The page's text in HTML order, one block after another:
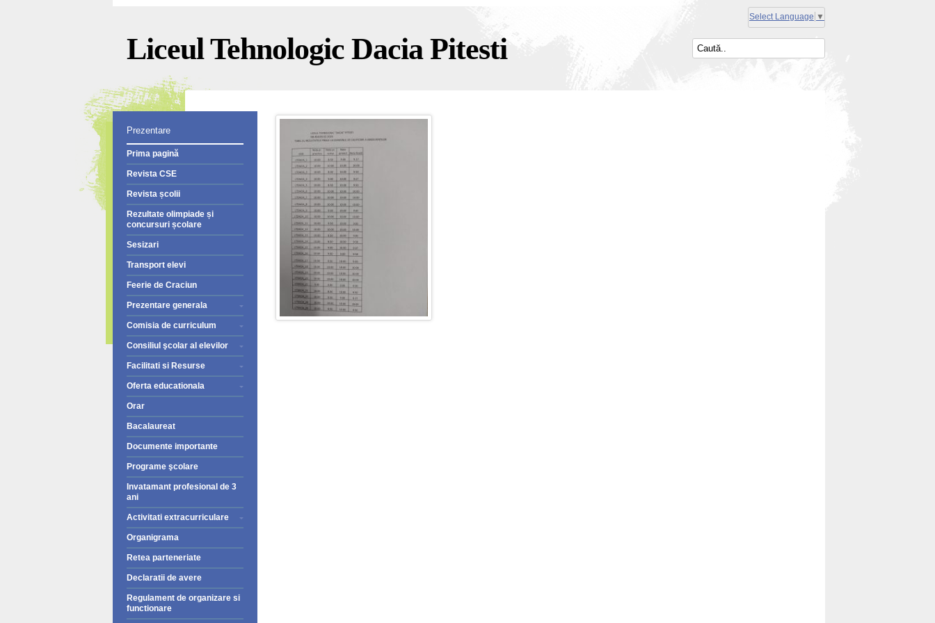
Select Language ▼
Liceul Tehnologic Dacia Pitesti
Prezentare
Prima pagină
Revista CSE
Revista școlii
Rezultate olimpiade și
concursuri școlare
Sesizari
Transport elevi
Feerie de Craciun
Prezentare generala
Comisia de curriculum
Consiliul şcolar al elevilor
Facilitati si Resurse
Oferta educationala
Orar
Bacalaureat
Documente importante
Programe şcolare
Invatamant profesional de 3
ani
Activitati extracurriculare
Organigrama
Retea parteneriate
Declaratii de avere
Regulament de organizare si
functionare